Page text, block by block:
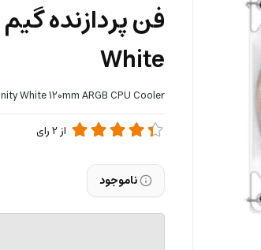
White
White 120mm ARGB CPU Cooler
از2رای
ناموجود